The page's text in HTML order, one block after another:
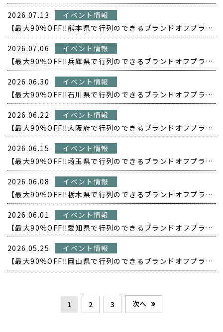
2026.07.13
イベント情報
【最大90％OFF‼️熊本県で行列のできるブランドオフプライス POPUP開催❗️】
2026.07.06
イベント情報
【最大90％OFF‼️兵庫県で行列のできるブランドオフプライス POPUP開催❗️】
2026.06.30
イベント情報
【最大90％OFF‼️石川県で行列のできるブランドオフプライス POPUP開催❗️】
2026.06.22
イベント情報
【最大90％OFF‼️大阪府で行列のできるブランドオフプライス POPUP開催❗️】
2026.06.15
イベント情報
【最大90％OFF‼️埼玉県で行列のできるブランドオフプライス POPUP開催❗️】
2026.06.08
イベント情報
【最大90％OFF‼️栃木県で行列のできるブランドオフプライス POPUP開催❗️】
2026.06.01
イベント情報
【最大90％OFF‼️愛知県で行列のできるブランドオフプライス POPUP開催❗️】
2026.05.25
イベント情報
【最大90％OFF‼️岡山県で行列のできるブランドオフプライス POPUP開催❗️】
1 2 3 次へ